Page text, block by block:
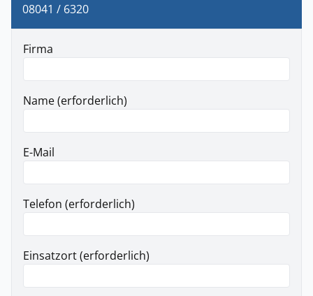
08041 / 6320
Firma
Name (erforderlich)
E-Mail
Telefon (erforderlich)
Einsatzort (erforderlich)